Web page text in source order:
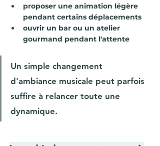
proposer une animation légère
pendant certains déplacements
ouvrir un bar ou un atelier
gourmand pendant l'attente
Un simple changement
d'ambiance musicale peut parfois
suffire à relancer toute une
dynamique.